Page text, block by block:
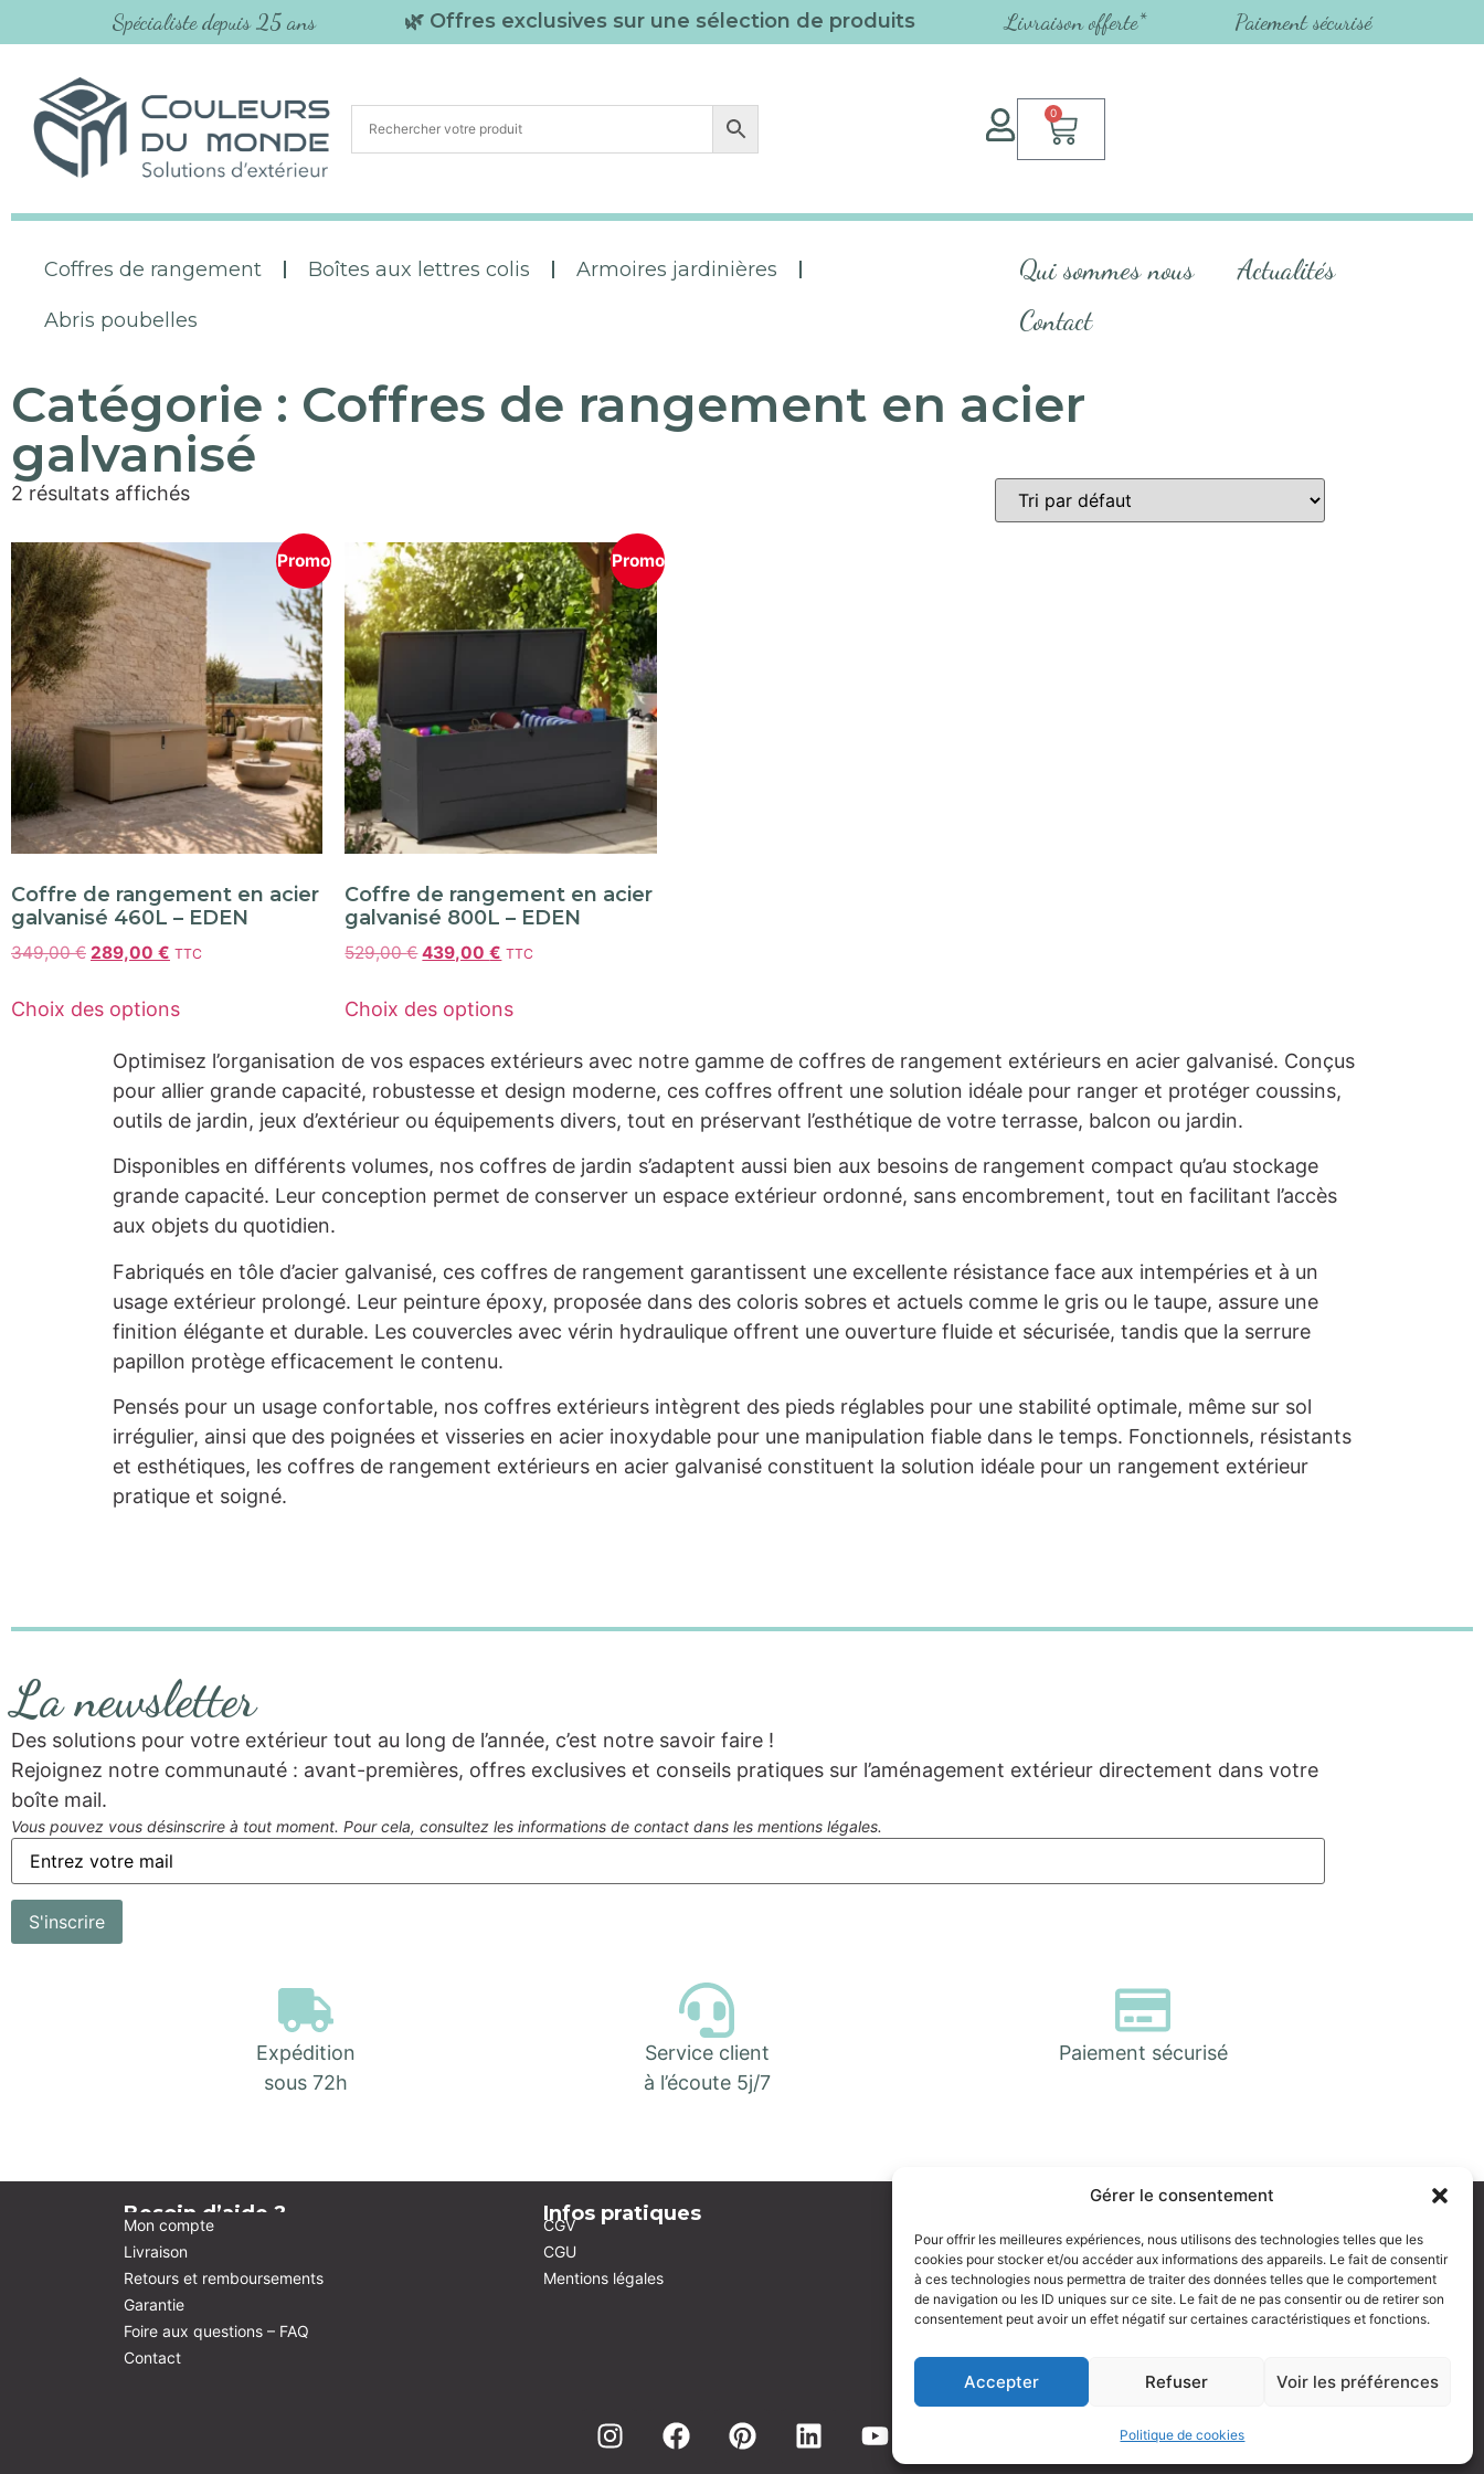
Gérer le consentement
Pour offrir les meilleures expériences, nous utilisons des technologies telles que les
cookies pour stocker et/ou accéder aux informations des appareils. Le fait de consentir
à ces technologies nous permettra de traiter des données telles que le comportement
de navigation ou les ID uniques sur ce site. Le fait de ne pas consentir ou de retirer son
consentement peut avoir un effet négatif sur certaines caractéristiques et fonctions.
Accepter Refuser Voir les préférences
Politique de cookies
Spécialiste depuis 25 ans 🌿 Offres exclusives sur une sélection de produits Livraison offerte* Paiement sécurisé
0
Coffres de rangement Boîtes aux lettres colis Armoires jardinières
Abris poubelles
Qui sommes nous
Actualités
Contact
Catégorie : Coffres de rangement en acier
galvanisé
2 résultats affichés
Promo
Coffre de rangement en acier
galvanisé 460L – EDEN
349,00€ 289,00 € TTC
Choix des options
Promo
Coffre de rangement en acier
galvanisé 800L – EDEN
529,00€ 439,00€ TTC
Choix des options
Optimisez l’organisation de vos espaces extérieurs avec notre gamme de coffres de rangement extérieurs en acier galvanisé. Conçus
pour allier grande capacité, robustesse et design moderne, ces coffres offrent une solution idéale pour ranger et protéger coussins,
outils de jardin, jeux d’extérieur ou équipements divers, tout en préservant l’esthétique de votre terrasse, balcon ou jardin.
Disponibles en différents volumes, nos coffres de jardin s’adaptent aussi bien aux besoins de rangement compact qu’au stockage
grande capacité. Leur conception permet de conserver un espace extérieur ordonné, sans encombrement, tout en facilitant l’accès
aux objets du quotidien.
Fabriqués en tôle d’acier galvanisé, ces coffres de rangement garantissent une excellente résistance face aux intempéries et à un
usage extérieur prolongé. Leur peinture époxy, proposée dans des coloris sobres et actuels comme le gris ou le taupe, assure une
finition élégante et durable. Les couvercles avec vérin hydraulique offrent une ouverture fluide et sécurisée, tandis que la serrure
papillon protège efficacement le contenu.
Pensés pour un usage confortable, nos coffres extérieurs intègrent des pieds réglables pour une stabilité optimale, même sur sol
irrégulier, ainsi que des poignées et visseries en acier inoxydable pour une manipulation fiable dans le temps. Fonctionnels, résistants
et esthétiques, les coffres de rangement extérieurs en acier galvanisé constituent la solution idéale pour un rangement extérieur
pratique et soigné.
La newsletter
Des solutions pour votre extérieur tout au long de l’année, c’est notre savoir faire !
Rejoignez notre communauté : avant-premières, offres exclusives et conseils pratiques sur l’aménagement extérieur directement dans votre
boîte mail.
Vous pouvez vous désinscrire à tout moment. Pour cela, consultez les informations de contact dans les mentions légales.
Expédition
sous 72h
Service client
à l’écoute 5j/7
Paiement sécurisé
Besoin d’aide ?
Mon compte
Livraison
Retours et remboursements
Garantie
Foire aux questions – FAQ
Contact
Infos pratiques
CGV
CGU
Mentions légales